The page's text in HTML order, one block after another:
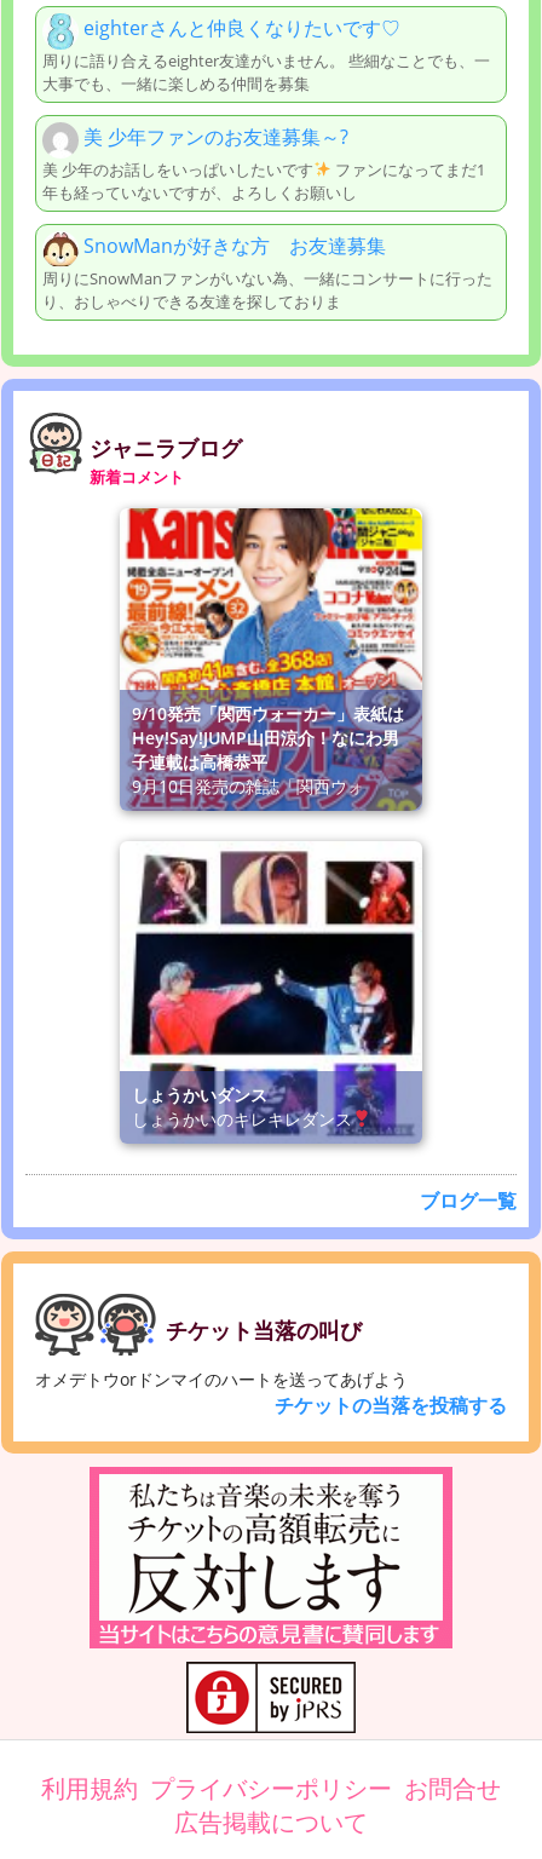
eighterさんと仲良くなりたいです♡
周りに語り合えるeighter友達がいません。 些細なことでも、一
大事でも、一緒に楽しめる仲間を募集
美 少年ファンのお友達募集～?
美 少年のお話しをいっぱいしたいです
ファンになってまだ1
年も経っていないですが、よろしくお願いし
SnowManが好きな方 お友達募集
周りにSnowManファンがいない為、一緒にコンサートに行った
り、おしゃべりできる友達を探しておりま
ジャニラブログ
新着コメント
9/10発売「関西ウォーカー」表紙は
Hey!Say!JUMP山田涼介！なにわ男
子連載は高橋恭平
9月10日発売の雑誌「関西ウォ
しょうかいダンス
しょうかいのキレキレダンス
ブログ一覧
チケット当落の叫び
オメデトウorドンマイのハートを送ってあげよう
チケットの当落を投稿する
利用規約 プライバシーポリシー お問合せ
広告掲載について